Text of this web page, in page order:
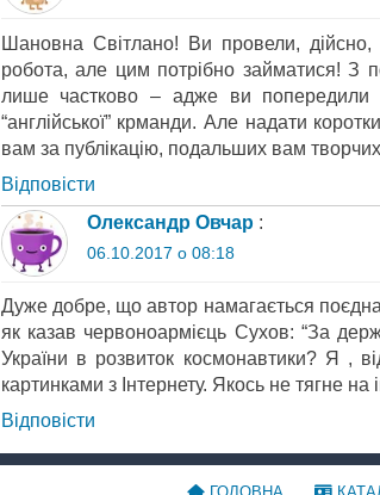
Шановна Світлано! Ви провели, дійсно,
робота, але цим потрібно займатися! З
лише частково – адже ви попередили
“англійської” крманди. Але надати
вам за публікацію, подальших вам творчих
Відповіcти
Олександр Овчар :
06.10.2017 о 08:18
Дуже добре, що автор намагається
як казав червоноармієць Сухов: “За
України в розвиток космонавтики? Я ,
картинками з Інтернету. Якось не тягне на
Відповіcти